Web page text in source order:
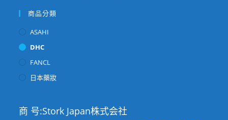
商品分類
ASAHI
DHC
FANCL
日本藥妝
商 号:Stork Japan株式会社